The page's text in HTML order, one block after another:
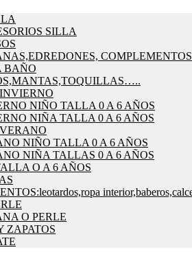
SILLA
BAÑO
NIÑO TALLA 0 A 6 AÑOS
NIÑA TALLA 0 A 6 AÑOS
NIÑO TALLA 0 A 6 AÑOS
NIÑA TALLAS 0 A 6 AÑOS
O A 6 AÑOS
O PERLE
ZAPATOS